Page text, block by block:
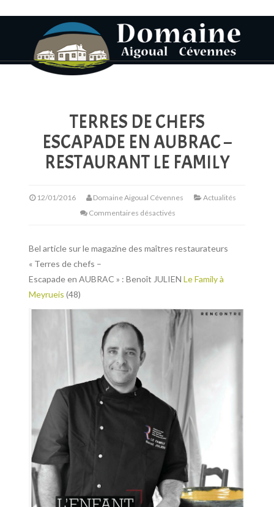
TERRES DE CHEFS
ESCAPADE EN AUBRAC –
RESTAURANT LE FAMILY
12/01/2016 Domaine Aigoual Cévennes
Actualités
Commentaires désactivés
Bel article sur le magazine des maîtres restaurateurs
« Terres de chefs –
Escapade en AUBRAC » : Benoît JULIEN Le Family à
Meyrueis (48)